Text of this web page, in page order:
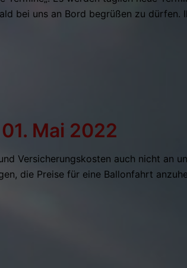
bei uns an Bord begrüßen zu dürfen.
Mai 2022
Versicherungskosten auch nicht an
die Preise für eine Ballonfahrt